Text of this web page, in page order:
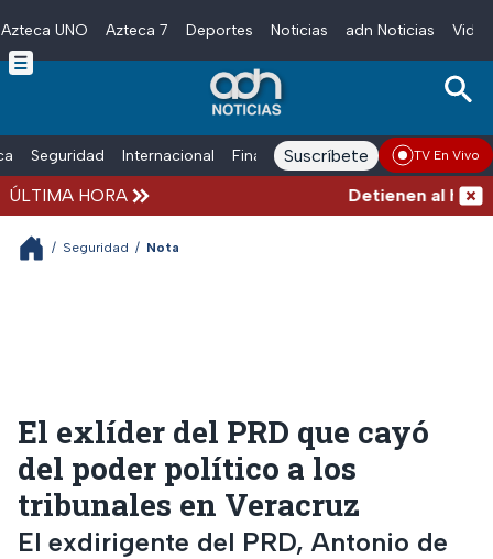
Skip to main content
Azteca UNO Azteca 7 Deportes Noticias adn Noticias
Seguridad Internacional Finanzas adn Noticias Radio
Suscríbete TV En Vivo
ÚLTIMA HORA Detienen al
/ Seguridad / Nota
El exlíder del PRD que cayó
del poder político a los
tribunales en Veracruz
El exdirigente del PRD, Antonio de